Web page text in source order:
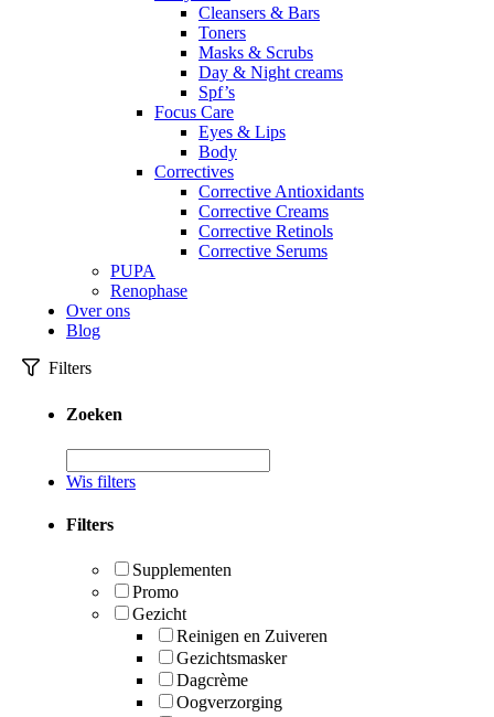
Cleansers & Bars
Toners
Masks & Scrubs
Day & Night creams
Spf’s
Focus Care
Eyes & Lips
Body
Correctives
Corrective Antioxidants
Corrective Creams
Corrective Retinols
Corrective Serums
PUPA
Renophase
Over ons
Blog
Filters
Zoeken
Wis filters
Filters
Supplementen
Promo
Gezicht
Reinigen en Zuiveren
Gezichtsmasker
Dagcrème
Oogverzorging